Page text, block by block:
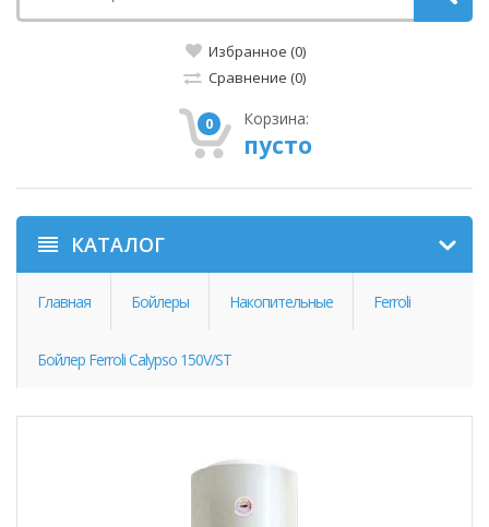
Избранное (0)
Сравнение (0)
0 Корзина:
пусто
КАТАЛОГ
Главная Бойлеры Накопительные Ferroli
Бойлер Ferroli Calypso 150V/ST